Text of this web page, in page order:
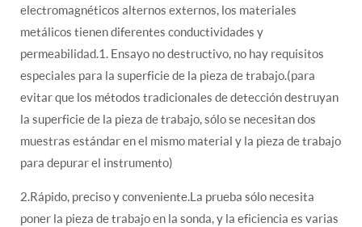
electromagnéticos alternos externos, los materiales
metálicos tienen diferentes conductividades y
permeabilidad.1. Ensayo no destructivo, no hay requisitos
especiales para la superficie de la pieza de trabajo.(para
evitar que los métodos tradicionales de detección destruyan
la superficie de la pieza de trabajo, sólo se necesitan dos
muestras estándar en el mismo material y la pieza de trabajo
para depurar el instrumento)
2.Rápido, preciso y conveniente.La prueba sólo necesita
poner la pieza de trabajo en la sonda, y la eficiencia es varias